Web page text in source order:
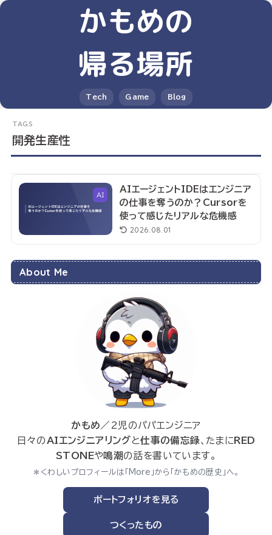
かもめの
帰る場所
Tech Game Blog
開発生産性
AI
AIエージェントIDEはエンジニア
の仕事を奪うのか？Cursorを
使って感じたリアルな危機感
2026.08.01
About Me
かもめ ／2児のパパエンジニア
日々のAIエンジニアリングと仕事の備忘録、たまに RED
STONEや鳴潮の話を書いています。
＊くわしいプロフィールは「More」から「かもめの歴史」へ。
ポートフォリオを見る
つくったもの